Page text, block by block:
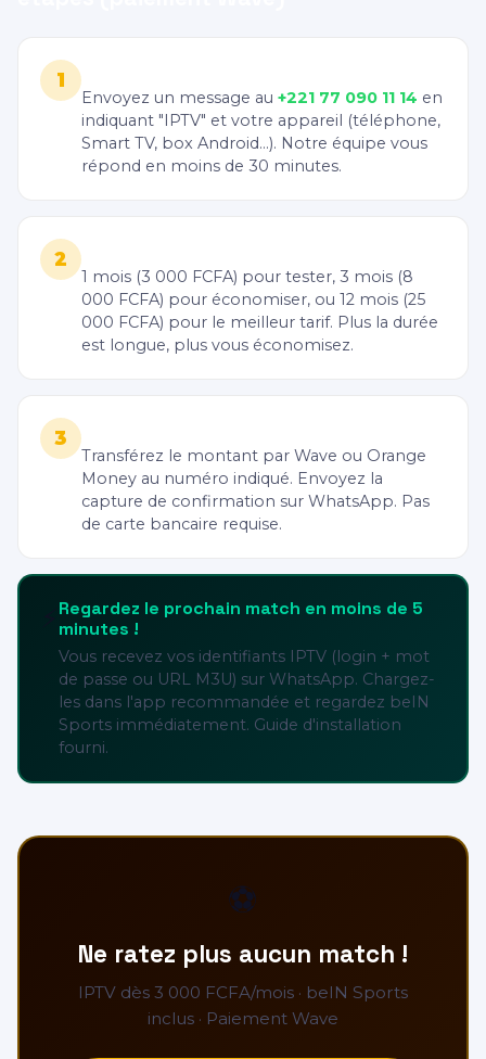
1
Envoyez un message au +221 77 090 11 14 en
indiquant "IPTV" et votre appareil (téléphone,
Smart TV, box Android...). Notre équipe vous
répond en moins de 30 minutes.
2
1 mois (3 000 FCFA) pour tester, 3 mois (8
000 FCFA) pour économiser, ou 12 mois (25
000 FCFA) pour le meilleur tarif. Plus la durée
est longue, plus vous économisez.
3
Transférez le montant par Wave ou Orange
Money au numéro indiqué. Envoyez la
capture de confirmation sur WhatsApp. Pas
de carte bancaire requise.
Regardez le prochain match en moins de 5
minutes !
Vous recevez vos identifiants IPTV (login + mot
de passe ou URL M3U) sur WhatsApp. Chargez-
les dans l'app recommandée et regardez beIN
Sports immédiatement. Guide d'installation
fourni.
⚽
Ne ratez plus aucun match !
IPTV dès 3 000 FCFA/mois · beIN Sports
inclus · Paiement Wave